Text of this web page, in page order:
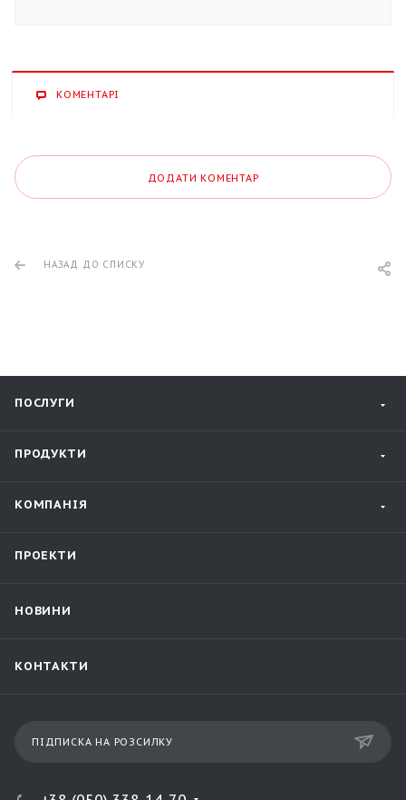
КОМЕНТАРІ
ДОДАТИ КОМЕНТАР
НАЗАД ДО СПИСКУ
ПОСЛУГИ
ПРОДУКТИ
КОМПАНІЯ
ПРОЕКТИ
НОВИНИ
КОНТАКТИ
ПІДПИСКА НА РОЗСИЛКУ